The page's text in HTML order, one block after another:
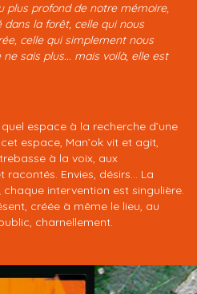
plus profond de notre mémoire,
dans la forêt, celle qui nous
celle qui simplement nous
sais plus... mais voilà, elle est
espace à la recherche d’une
espace, Man’ok vit et agit,
à la voix, aux
Envies, désirs... La
intervention est singulière.
créée à même le lieu, au
charnellement.